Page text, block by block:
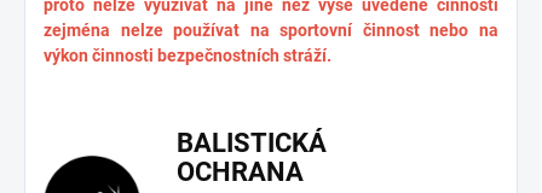
proto nelze využívat na jiné než výše uvedené činnosti
zejména nelze používat na sportovní činnost nebo na
výkon činnosti bezpečnostních stráží.
BALISTICKÁ
OCHRANA